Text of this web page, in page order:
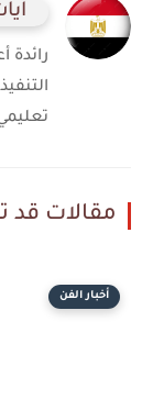
مقالات قد
أخبار الفن